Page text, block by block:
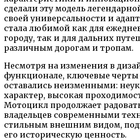
сделали эту модель
своей универсальности и
стала любимой как для
городу, так и для дальних
различным дорогам и тропам.
Несмотря на изменения в
функционале, ключевые черты
оставались неизменными:
характер, высокая
Мотоцикл продолжает
владельцев современными
стильным внешним видом,
его историческую ценность.